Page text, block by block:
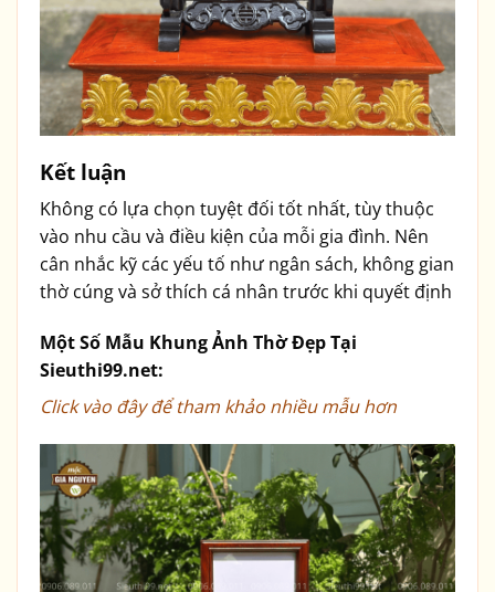
Kết luận
Không có lựa chọn tuyệt đối tốt nhất, tùy thuộc
vào nhu cầu và điều kiện của mỗi gia đình. Nên
cân nhắc kỹ các yếu tố như ngân sách, không gian
thờ cúng và sở thích cá nhân trước khi quyết định
Một Số Mẫu Khung Ảnh Thờ Đẹp Tại
Sieuthi99.net:
Click vào đây để tham khảo nhiều mẫu hơn